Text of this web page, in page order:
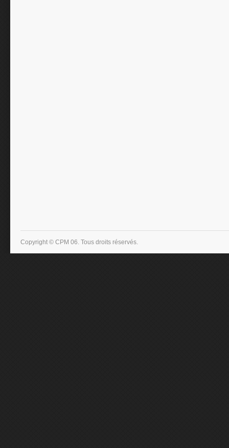
Copyright © CPM 06. Tous droits réservés.